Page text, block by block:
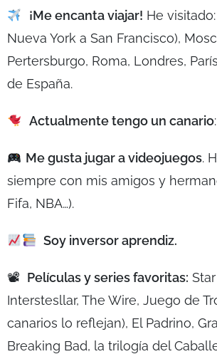
¡Me encanta viajar! He
Nueva York a San Francisco),
Pertersburgo, Roma, Londres,
de España.
Actualmente tengo un canario
Me gusta jugar a videojuegos.
siempre con mis amigos y
Fifa, NBA…).
Soy inversor aprendiz.
📽 Películas y series favoritas:
Interstesllar, The Wire, Juego de
canarios lo reflejan), El Padrino,
Breaking Bad, la trilogía del